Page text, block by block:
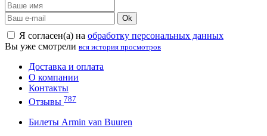
Ok
Я согласен(а) на обработку персональных данных
Вы уже смотрели вся история просмотров
Доставка и оплата
О компании
Контакты
Отзывы 787
Билеты Armin van Buuren